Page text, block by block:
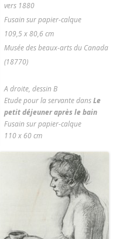
vers 1880
Fusain sur papier-calque
109,5 x 80,6 cm
Musée des beaux-arts du Canada
(18770)
A droite, dessin B
Etude pour la servante dansLe
petit déjeuner après le bain
Fusain sur papier-calque
110 x 60 cm